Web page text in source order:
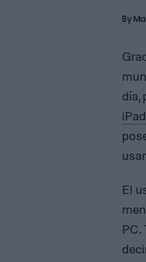
By
día,
iPad
El
PC.